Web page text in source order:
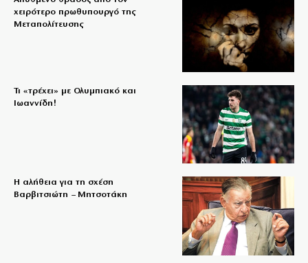
χειρότερο πρωθυπουργό της
Μεταπολίτευσης
Τι «τρέχει» με Ολυμπιακό και
Ιωαννίδη!
Η αλήθεια για τη σχέση
Βαρβιτσιώτη – Μητσοτάκη